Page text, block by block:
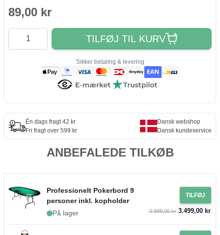
89,00 kr
Antal
TILFØJ TIL KURV
Sikker betaling & levering
Én dags fragt 42 kr
Fri fragt over 599 kr
Dansk webshop
Dansk kundeservice
ANBEFALEDE TILKØB
Professionelt Pokerbord 9
personer inkl. kopholder
På lager
TILFØJ
3.999,00 kr3.499,00 kr